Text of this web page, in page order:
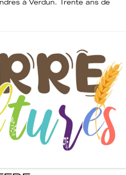
à Verdun. Trente ans de